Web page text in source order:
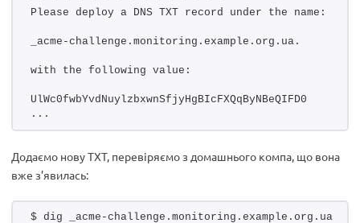
Please deploy a DNS TXT record under the name:
_acme-challenge.monitoring.example.org.ua.
with the following value:
UlWc0fwbYvdNuylzbxwnSfjyHgBIcFXQqByNBeQIFD0
...
Додаємо нову TXT, перевіряємо з домашнього компа, що вона
вже з’явилась:
$ dig _acme-challenge.monitoring.example.org.ua